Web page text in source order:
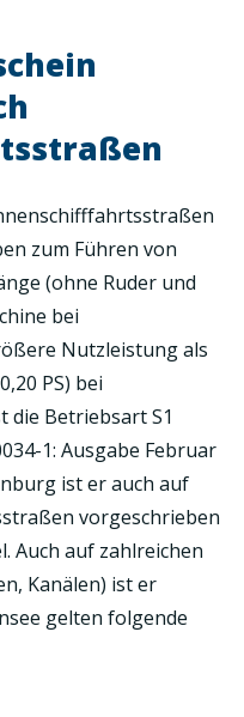
zum Führen von
(ohne Ruder und
bei
Nutzleistung als
PS) bei
die Betriebsart S1
1: Ausgabe Februar
ist er auch auf
vorgeschrieben
Auch auf zahlreichen
Kanälen) ist er
gelten folgende